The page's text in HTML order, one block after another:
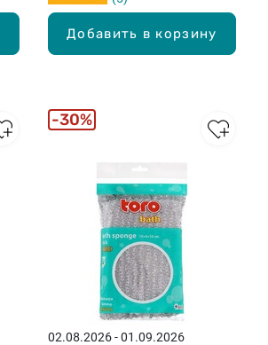
Добавить в корзину
02.08.2026 - 01.09.2026
30%